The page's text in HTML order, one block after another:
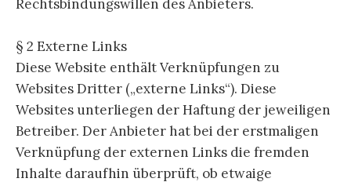
Rechtsbindungswillen des Anbieters.
§ 2 Externe Links
Diese Website enthält Verknüpfungen zu
Websites Dritter („externe Links“). Diese
Websites unterliegen der Haftung der jeweiligen
Betreiber. Der Anbieter hat bei der erstmaligen
Verknüpfung der externen Links die fremden
Inhalte daraufhin überprüft, ob etwaige